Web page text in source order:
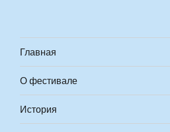
Главная
О фестивале
История